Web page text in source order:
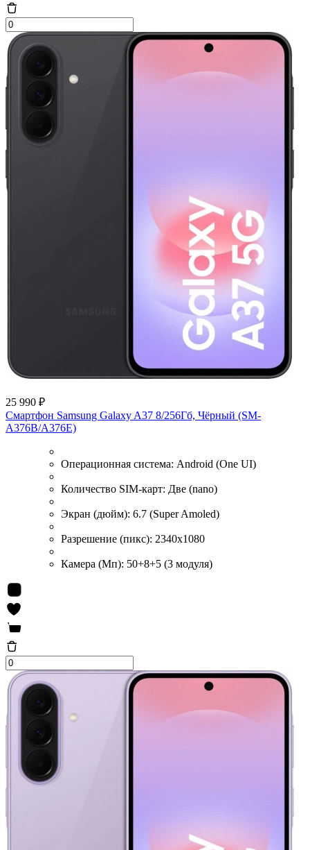
25 990 ₽
Смартфон Samsung Galaxy A37 8/256Гб, Чёрный (SM-
A376B/A376E)
Операционная система: Android (One UI)
Количество SIM-карт: Две (nano)
Экран (дюйм): 6.7 (Super Amoled)
Разрешение (пикс): 2340x1080
Камера (Мп): 50+8+5 (3 модуля)